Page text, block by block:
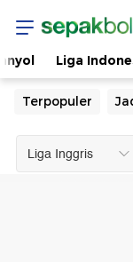
Liga
Terpopuler